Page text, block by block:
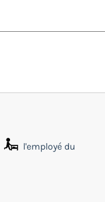
l'employé du